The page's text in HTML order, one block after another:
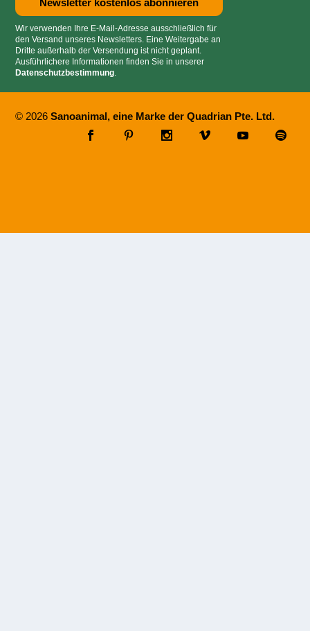
Wir verwenden Ihre E-Mail-Adresse ausschließlich für
den Versand unseres Newsletters. Eine Weitergabe an
Dritte außerhalb der Versendung ist nicht geplant.
Ausführlichere Informationen finden Sie in unserer
Datenschutzbestimmung.
© 2026Sanoanimal, eine Marke der Quadrian Pte. Ltd.